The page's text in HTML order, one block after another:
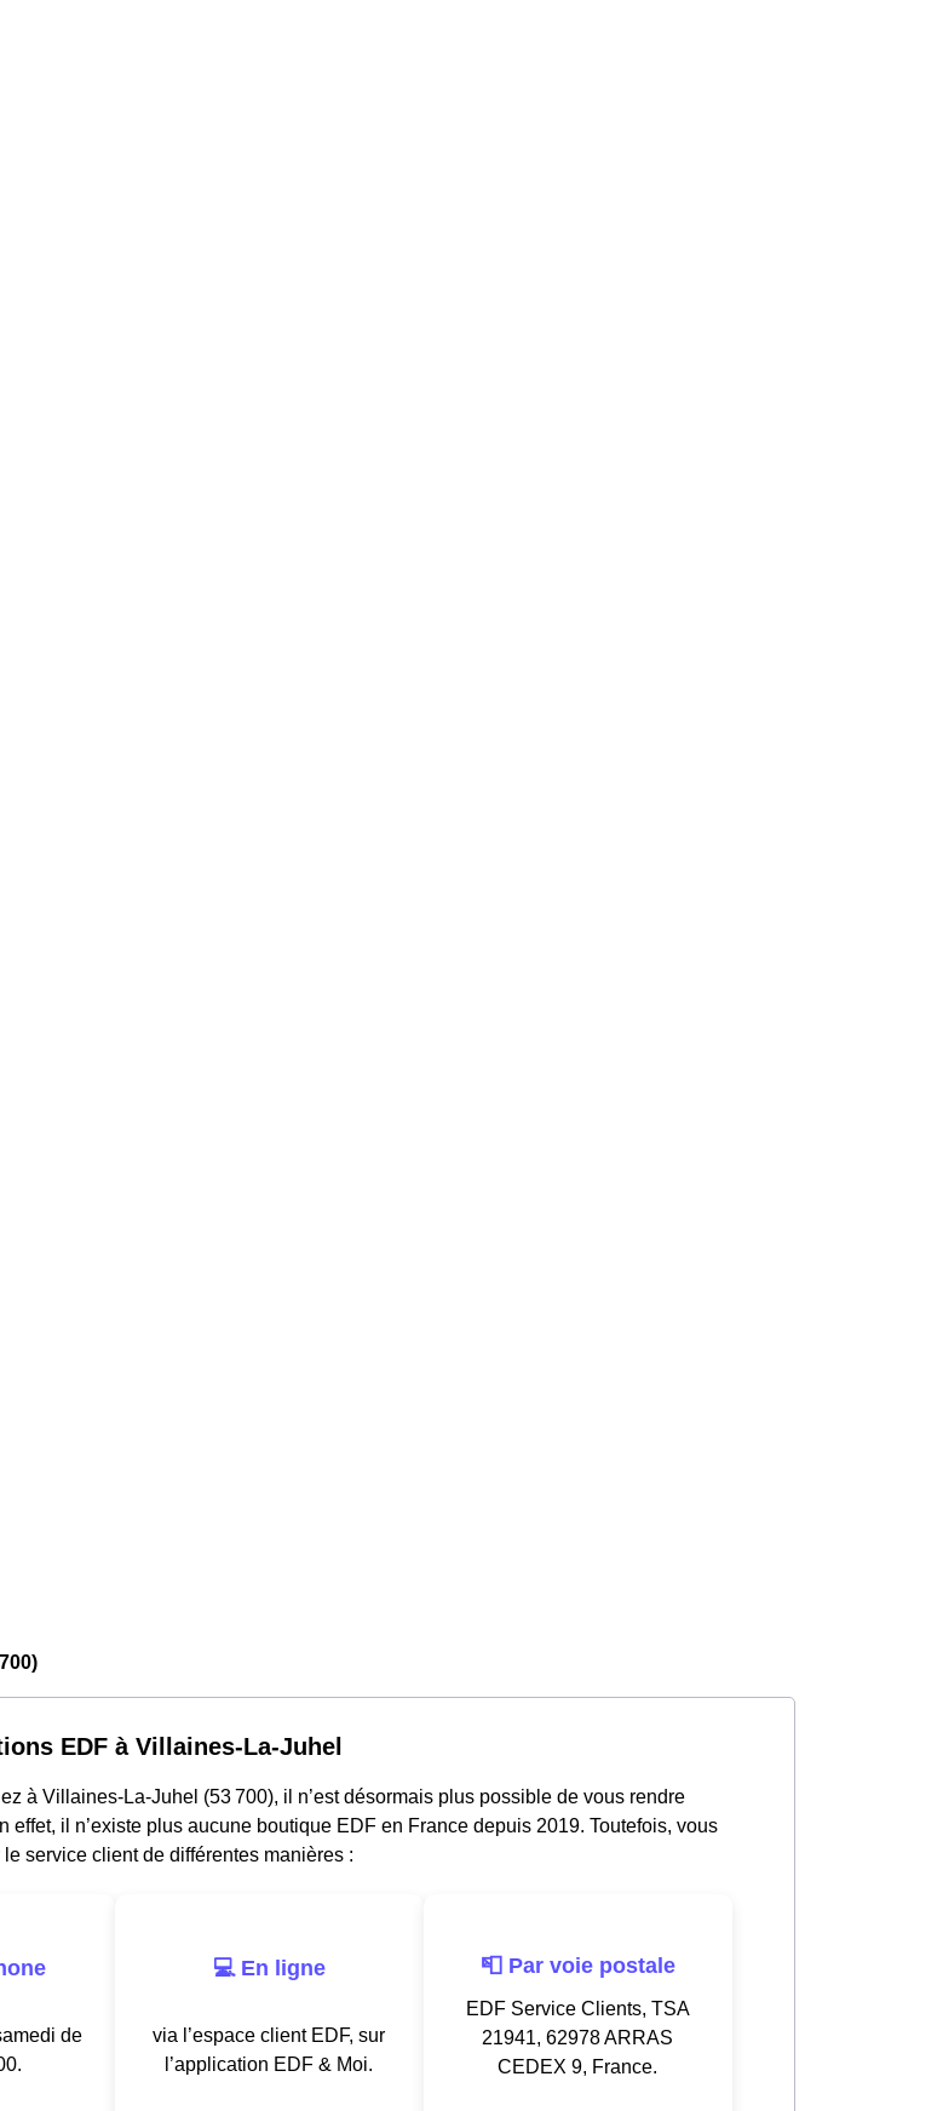
EDF à Villaines-La-Juhel
à Villaines-La-Juhel (53 700), il n’est désormais plus possible de vous rendre
effet, il n’existe plus aucune boutique EDF en France depuis 2019. Toutefois, vous
service client de différentes manières :
de
💻 En ligne
via l’espace client EDF, sur
l’application EDF & Moi.
📮 Par voie postale
EDF Service Clients, TSA
21941, 62978 ARRAS
CEDEX 9, France.